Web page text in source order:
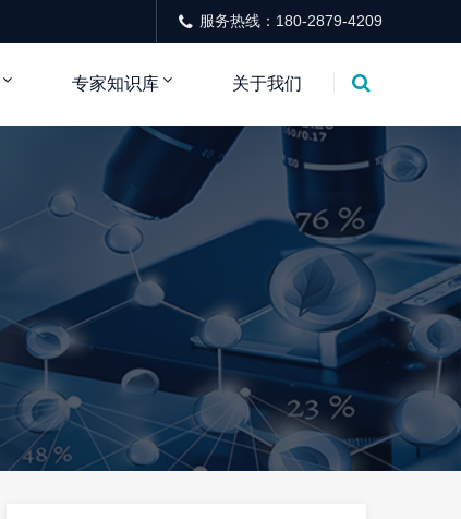
服务热线：180-2879-4209
专家知识库 关于我们